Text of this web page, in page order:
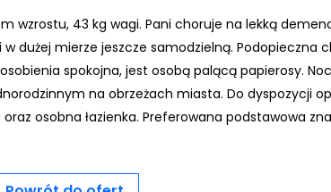
wzrostu, 43 kg wagi. Pani choruje na lekką
dużej mierze jeszcze samodzielną. Podopieczna
spokojna, jest osobą palącą papierosy.
na obrzeżach miasta. Do dyspozycji
osobna łazienka. Preferowana podstawowa